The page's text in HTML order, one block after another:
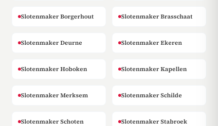
Slotenmaker Borgerhout Slotenmaker Brasschaat
Slotenmaker Deurne Slotenmaker Ekeren
Slotenmaker Hoboken Slotenmaker Kapellen
Slotenmaker Merksem Slotenmaker Schilde
Slotenmaker Schoten Slotenmaker Stabroek